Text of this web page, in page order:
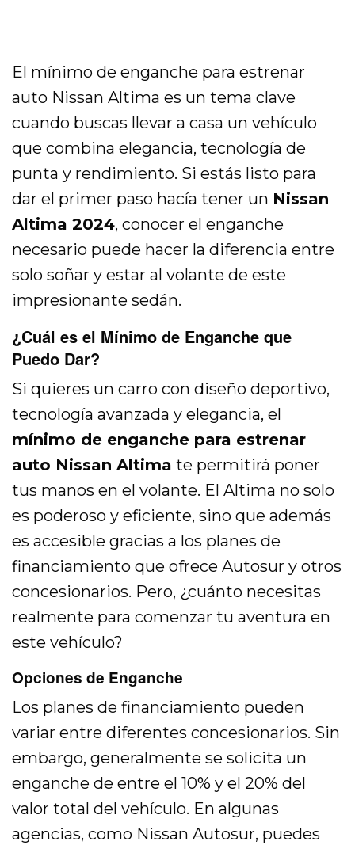
El mínimo de enganche para estrenar
auto Nissan Altima es un tema clave
cuando buscas llevar a casa un vehículo
que combina elegancia, tecnología de
punta y rendimiento. Si estás listo para
dar el primer paso hacía tener un Nissan
Altima 2024, conocer el enganche
necesario puede hacer la diferencia entre
solo soñar y estar al volante de este
impresionante sedán.
¿Cuál es el Mínimo de Enganche que
Puedo Dar?
Si quieres un carro con diseño deportivo,
tecnología avanzada y elegancia, el
mínimo de enganche para estrenar
auto Nissan Altima te permitirá poner
tus manos en el volante. El Altima no solo
es poderoso y eficiente, sino que además
es accesible gracias a los planes de
financiamiento que ofrece Autosur y otros
concesionarios. Pero, ¿cuánto necesitas
realmente para comenzar tu aventura en
este vehículo?
Opciones de Enganche
Los planes de financiamiento pueden
variar entre diferentes concesionarios. Sin
embargo, generalmente se solicita un
enganche de entre el 10% y el 20% del
valor total del vehículo. En algunas
agencias, como Nissan Autosur, puedes